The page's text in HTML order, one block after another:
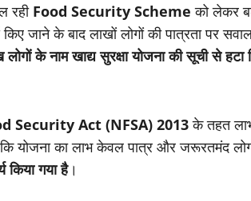
रही Food Security Scheme को लेकर
किए जाने के बाद लाखों लोगों की पात्रता पर
के नाम खाद्य सुरक्षा योजना की सूची से हटा
Security Act (NFSA) 2013के तहत
योजना का लाभ केवल पात्र और जरूरतमंद
किया गया है।